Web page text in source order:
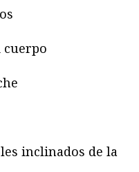
cuerpo
inclinados de la